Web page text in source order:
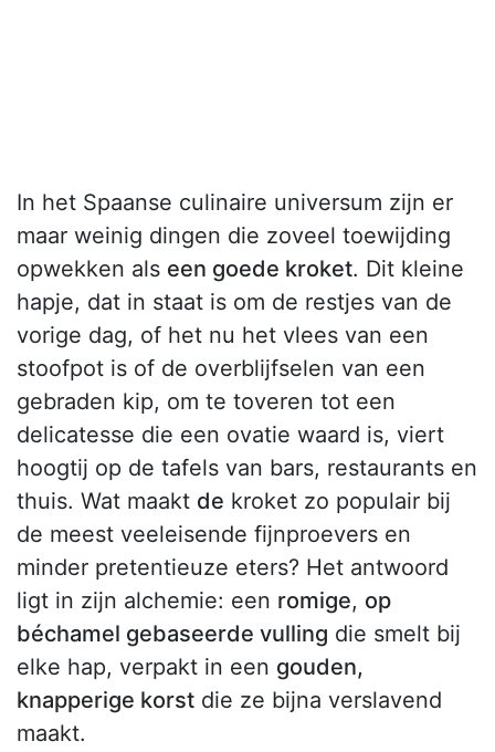
In het Spaanse culinaire universum zijn er
maar weinig dingen die zoveel toewijding
opwekken als een goede kroket. Dit kleine
hapje, dat in staat is om de restjes van de
vorige dag, of het nu het vlees van een
stoofpot is of de overblijfselen van een
gebraden kip, om te toveren tot een
delicatesse die een ovatie waard is, viert
hoogtij op de tafels van bars, restaurants en
thuis. Wat maakt de kroket zo populair bij
de meest veeleisende fijnproevers en
minder pretentieuze eters? Het antwoord
ligt in zijn alchemie: een romige, op
béchamel gebaseerde vulling die smelt bij
elke hap, verpakt in een gouden,
knapperige korst die ze bijna verslavend
maakt.